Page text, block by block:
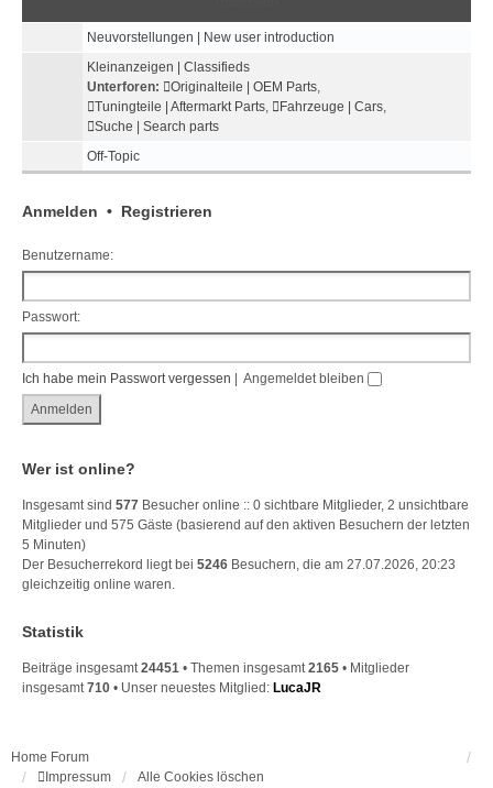
Neuvorstellungen | New user introduction
Kleinanzeigen | Classifieds
Unterforen:
Originalteile | OEM Parts,
Tuningteile | Aftermarkt Parts, Fahrzeuge | Cars,
Suche | Search parts
Off-Topic
Anmelden • Registrieren
Benutzername:
Passwort:
Ich habe mein Passwort vergessen Angemeldet bleiben
Wer ist online?
Insgesamt sind 577 Besucher online :: 0 sichtbare Mitglieder, 2 unsichtbare
Mitglieder und 575 Gäste (basierend auf den aktiven Besuchern der letzten
5 Minuten)
Der Besucherrekord liegt bei 5246 Besuchern, die am 27.07.2026, 20:23
gleichzeitig online waren.
Statistik
Beiträge insgesamt24451 • Themen insgesamt2165 • Mitglieder
insgesamt710 • Unser neuestes Mitglied: LucaJR
Home Forum
Impressum
Alle Cookies löschen